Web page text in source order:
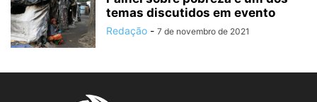
temas discutidos em evento
Redação - 7 de novembro de 2021